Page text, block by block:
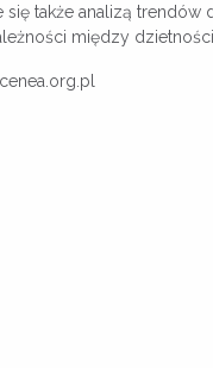
się także analizą
między